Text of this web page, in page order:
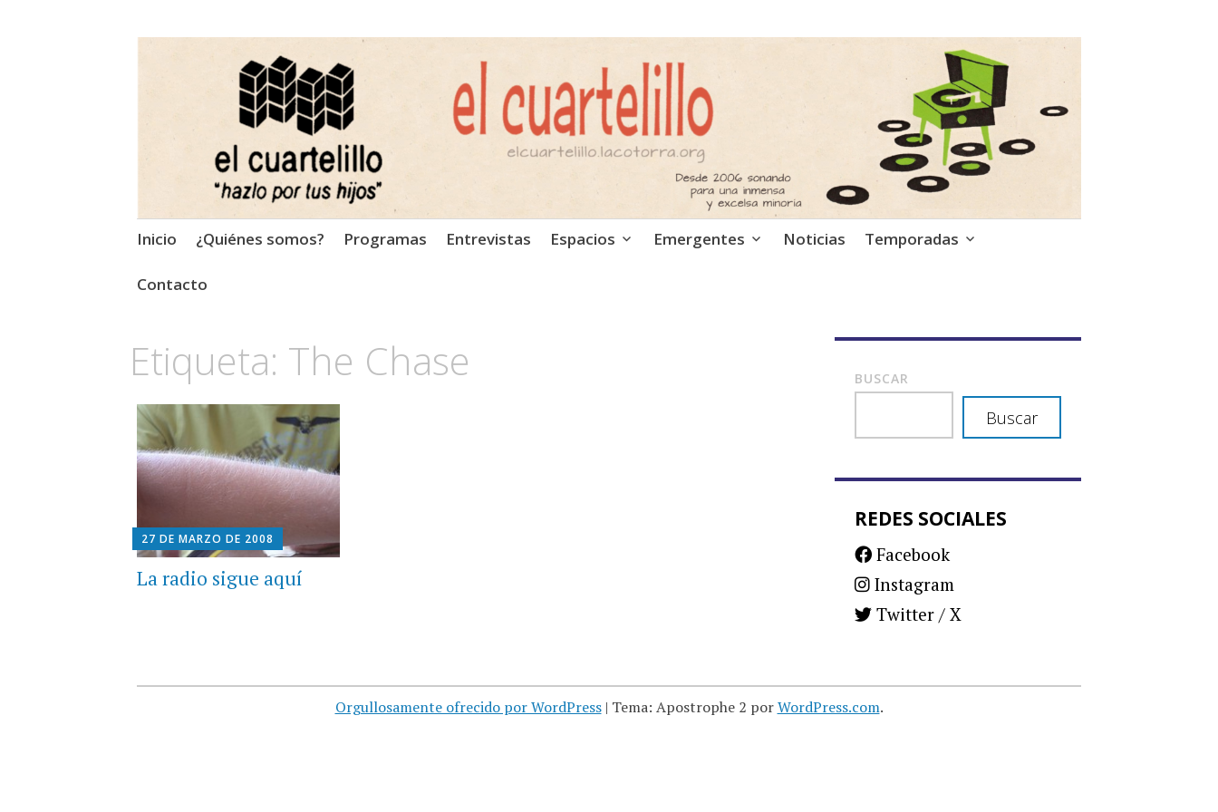
El Cuartelillo
Programa de radio de música independiente. Podcast
Saltar
contenido
Inicio ¿Quiénes somos? Programas Entrevistas Espacios Emergentes Noticias Temporadas
Contacto
Etiqueta: The Chase
27 DE MARZO DE 2008
La radio sigue aquí
BUSCAR
Buscar
REDES SOCIALES
Facebook
Instagram
Twitter / X
Orgullosamente ofrecido por WordPress | Tema: Apostrophe 2 porWordPress.com.